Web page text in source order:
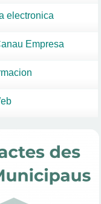
electronica
Empresa